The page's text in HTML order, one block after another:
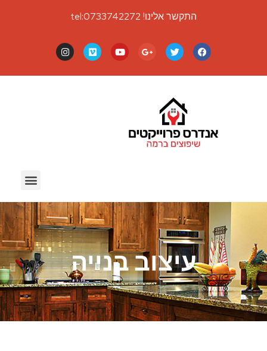
התקשר אלינו! tel:0733742272
עיצוב בנייה